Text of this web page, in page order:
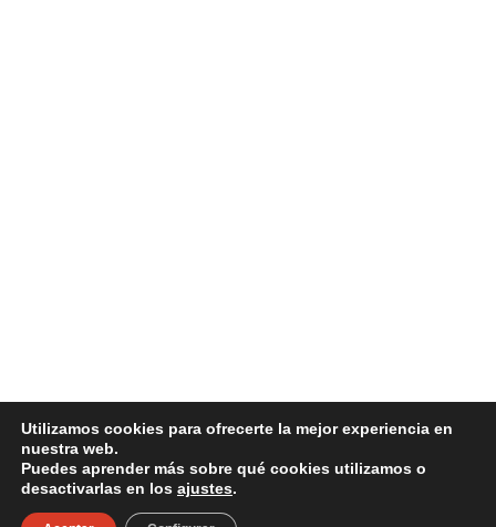
Utilizamos cookies para ofrecerte la mejor experiencia en
nuestra web.
Puedes aprender más sobre qué cookies utilizamos o
desactivarlas en los ajustes.